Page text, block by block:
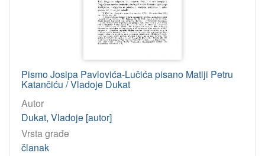
Pismo Josipa Pavlovića-Lučića pisano Matiji Petru
Katančiću / Vladoje Dukat
Autor
Dukat, Vladoje [autor]
Vrsta građe
članak